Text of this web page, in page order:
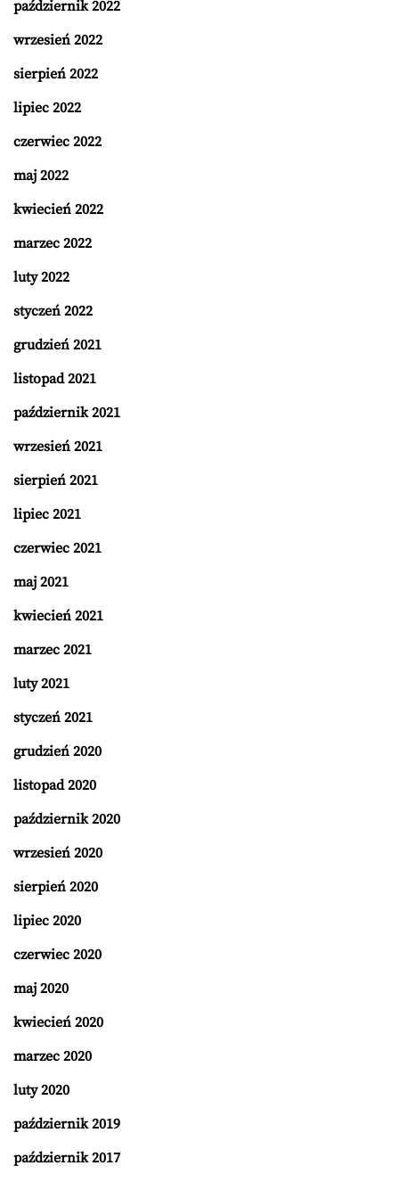
październik 2022
wrzesień 2022
sierpień 2022
lipiec 2022
czerwiec 2022
maj 2022
kwiecień 2022
marzec 2022
luty 2022
styczeń 2022
grudzień 2021
listopad 2021
październik 2021
wrzesień 2021
sierpień 2021
lipiec 2021
czerwiec 2021
maj 2021
kwiecień 2021
marzec 2021
luty 2021
styczeń 2021
grudzień 2020
listopad 2020
październik 2020
wrzesień 2020
sierpień 2020
lipiec 2020
czerwiec 2020
maj 2020
kwiecień 2020
marzec 2020
luty 2020
październik 2019
październik 2017